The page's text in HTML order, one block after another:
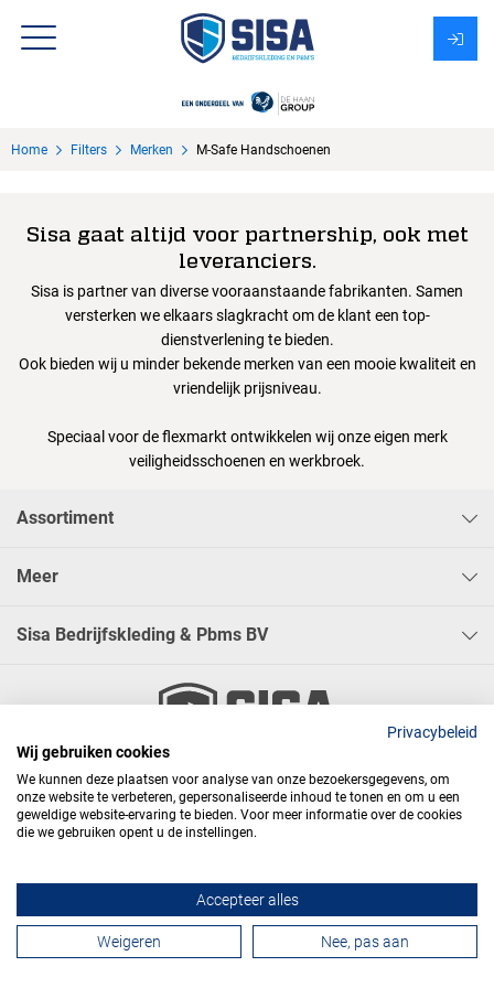
Over Sisa
Home Filters Merken M-Safe Handschoenen
Sisa gaat altijd voor partnership, ook met
leveranciers.
Sisa is partner van diverse vooraanstaande fabrikanten. Samen
versterken we elkaars slagkracht om de klant een top-
dienstverlening te bieden.
Ook bieden wij u minder bekende merken van een mooie kwaliteit en
vriendelijk prijsniveau.
Speciaal voor de flexmarkt ontwikkelen wij onze eigen merk
veiligheidsschoenen en werkbroek.
Assortiment
Meer
Sisa Bedrijfskleding & Pbms BV
   
Contactformulier
Privacybeleid
Wij gebruiken cookies
We kunnen deze plaatsen voor analyse van onze bezoekersgegevens, om
onze website te verbeteren, gepersonaliseerde inhoud te tonen en om u een
geweldige website-ervaring te bieden. Voor meer informatie over de cookies
die we gebruiken opent u de instellingen.
Accepteer alles
Weigeren Nee, pas aan